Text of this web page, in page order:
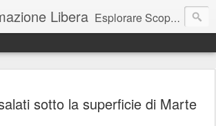
Libera Esplorare Scoprire Creare
arte, tecnologia, attualità
sotto la superficie di Marte